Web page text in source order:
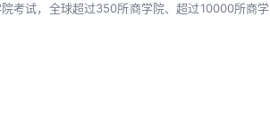
考试，全球超过350所商学院、超过10000所商学